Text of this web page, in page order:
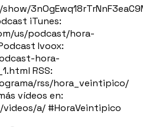
iTunes:
us/podcast/hora-
Ivoox:
hora-
RSS:
rss/hora_veintipico/
vídeos en:
a/ #HoraVeintipico